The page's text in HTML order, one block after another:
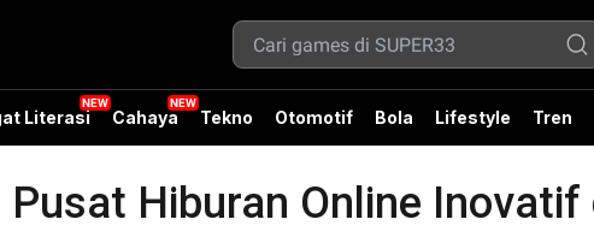
Literasi Cahaya Tekno Otomotif Bola Lifestyle Tren
Pusat Hiburan Online